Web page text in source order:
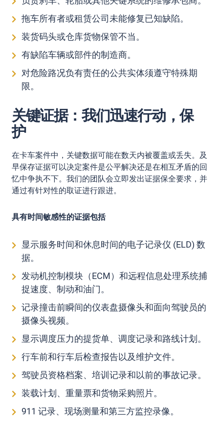
拖车所有者或租赁公司未能修复已知缺陷。
装货码头或仓库货物保管不当。
有缺陷车辆或部件的制造商。
对危险路况负有责任的公共实体须遵守特殊期
限。
关键证据：我们迅速行动，保
护
在卡车案件中，关键数据可能在数天内被覆盖或丢失。及
早保存证据可以决定案件是公平解决还是在相互矛盾的回
忆中争执不下。我们的团队会立即发出证据保全要求，并
通过有针对性的取证进行跟进。
具有时间敏感性的证据包括
显示服务时间和休息时间的电子记录仪 (ELD) 数
据。
发动机控制模块（ECM）和远程信息处理系统捕
捉速度、制动和油门。
记录撞击前瞬间的仪表盘摄像头和面向驾驶员的
摄像头视频。
显示调度压力的提货单、调度记录和路线计划。
行车前和行车后检查报告以及维护文件。
驾驶员资格档案、培训记录和以前的事故记录。
装载计划、重量票和货物采购照片。
911 记录、现场测量和第三方监控录像。